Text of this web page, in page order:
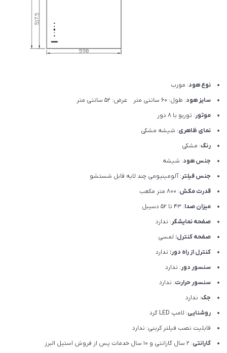
نوع هود: مورب
سایز هود: طول: 60 سانتی متر عرض: 52 سانتی متر
موتور: توربو با 8 دور
نمای ظاهری: شیشه مشکی
رنگ: مشکی
جنس هود: شیشه
جنس فیلتر: آلومینیومی چند لایه قابل شستشو
قدرت مکش: 800 متر مکعب
میزان صدا: 43 تا 52 دسیبل
صفحه نمایشگر: ندارد
صفحه کنترل: لمسی
کنترل از راه دور: ندارد
سنسور دور: ندارد
سنسور حرارت: ندارد
جک: ندارد
روشنایی: لامپ LED گرد
قابلیت نصب فیلتر کربنی: ندارد
گارانتی: 2 سال گارانتی و 10 سال خدمات پس از فروش استیل البرز